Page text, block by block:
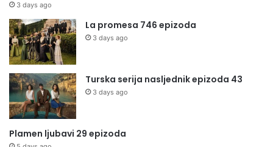
3 days ago
La promesa 746 epizoda
3 days ago
Turska serija nasljednik epizoda 43
3 days ago
Plamen ljubavi 29 epizoda